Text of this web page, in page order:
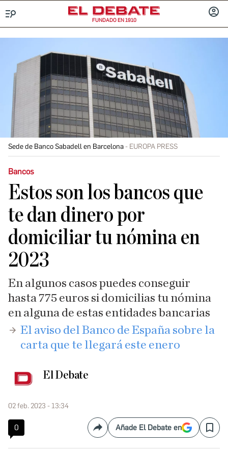
FUNDADO EN 1910
Sede de Banco Sabadell en Barcelona EUROPA PRESS
Bancos
Estos son los bancos que
te dan dinero por
domiciliar tu nómina en
2023
En algunos casos puedes conseguir
hasta 775 euros si domicilias tu nómina
en alguna de estas entidades bancarias
​El aviso del Banco de España sobre la
carta que te llegará este enero
El Debate
02 feb. 2023 - 13:34
0 CompartirAñade El Debate en Save